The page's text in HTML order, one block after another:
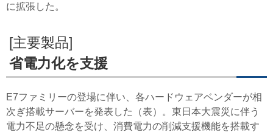
に拡張した。
[主要製品]
省電力化を支援
E7ファミリーの登場に伴い、各ハードウェアベンダーが相
次ぎ搭載サーバーを発表した（表）。東日本大震災に伴う
電力不足の懸念を受け、消費電力の削減支援機能を搭載す